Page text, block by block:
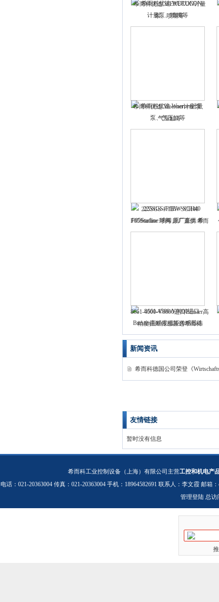
希而科优选 WERUCON计量
泵、喷嘴等
希而科优选 Woerner计量泵、
气压缸等
225SGS-F/IBW SCH40
F05Starline 球阀 原厂直供 希而
科优势供应
8661-4500-V0000进口Burster高
精度扭矩传感器选希而科
新闻资讯
希而科德国公司荣登《
友情链接
暂时没有信息
希而科工业控制设备（上海）有限公司主营工控和机电产
电话：021-20363004 传真：021-20363004 手机：18964582691 联系人：李文霞 邮箱：
管理登陆 总访